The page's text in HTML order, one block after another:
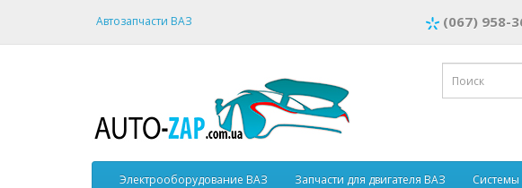
Автозапчасти ВАЗ (067) 958-
Электрооборудование ВАЗ Запчасти для двигателя ВАЗ